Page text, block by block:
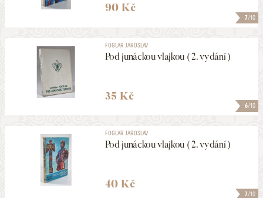
7/10
90 Kč
6/10
FOGLAR JAROSLAV
Pod junáckou vlajkou ( 2. vydání )
35 Kč
7/10
FOGLAR JAROSLAV
Pod junáckou vlajkou ( 2. vydání )
40 Kč